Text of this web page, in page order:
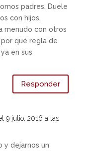
padres. Duele
con hijos,
menudo con otros
qué regla de
en sus
Responder
9 julio, 2016 a las
y dejarnos un